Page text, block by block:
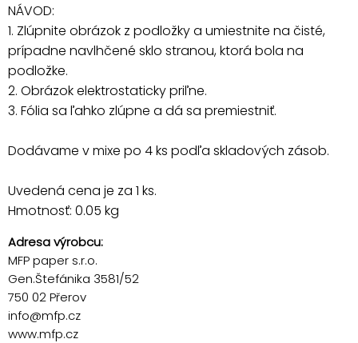
NÁVOD:
1. Zlúpnite obrázok z podložky a umiestnite na čisté,
prípadne navlhčené sklo stranou, ktorá bola na
podložke.
2. Obrázok elektrostaticky priľne.
3. Fólia sa ľahko zlúpne a dá sa premiestniť.
Dodávame v mixe po 4 ks podľa skladových zásob.
Uvedená cena je za 1 ks.
Hmotnosť: 0.05 kg
Adresa výrobcu:
MFP paper s.r.o.
Gen.Štefánika 3581/52
750 02 Přerov
info@mfp.cz
www.mfp.cz